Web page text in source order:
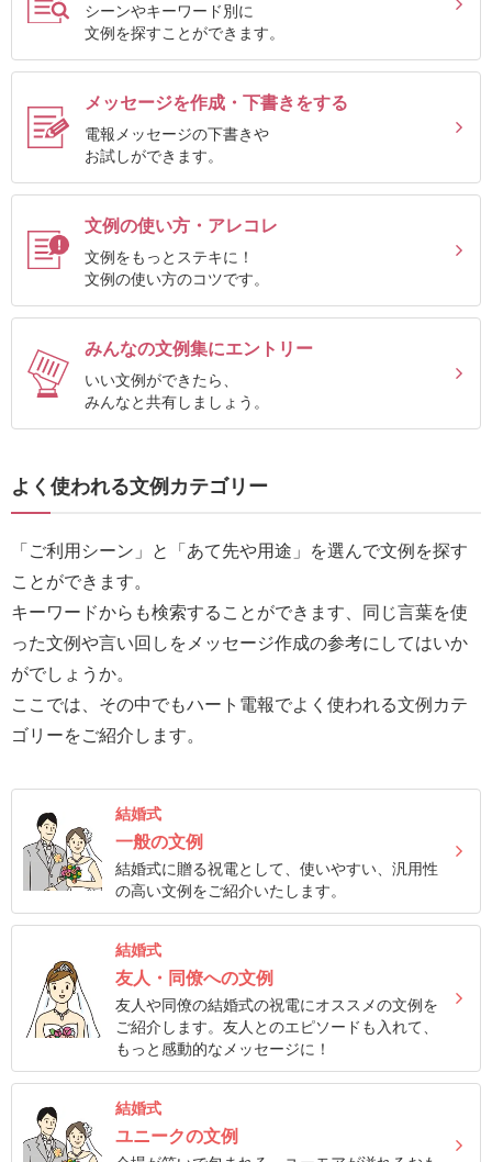
確
認
（非
会
員
の
方）
ご
利
イ
ド
電
マ
ニ
ュ
ア
ル・
Q&A
ん
文
集
婚
る
シーンやキーワード別に
文例を探すことができます。
メッセージを作成・下書きをする
電報メッセージの下書きや
お試しができます。
文例の使い方・アレコレ
文例をもっとステキに！
文例の使い方のコツです。
みんなの文例集にエントリー
いい文例ができたら、
みんなと共有しましょう。
よく使われる文例カテゴリー
「ご利用シーン」と「あて先や用途」を選んで文例を探す
ことができます。
キーワードからも検索することができます、同じ言葉を使
った文例や言い回しをメッセージ作成の参考にしてはいか
がでしょうか。
ここでは、その中でもハート電報でよく使われる文例カテ
ゴリーをご紹介します。
結婚式
一般の文例
結婚式に贈る祝電として、使いやすい、汎用性
の高い文例をご紹介いたします。
結婚式
友人・同僚への文例
友人や同僚の結婚式の祝電にオススメの文例を
ご紹介します。友人とのエピソードも入れて、
もっと感動的なメッセージに！
結婚式
ユニークの文例